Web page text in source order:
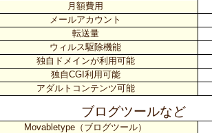
月額費用
メールアカウント
転送量
ウィルス駆除機能
独自ドメインが利用可能
独自CGI利用可能
アダルトコンテンツ可能
ブログツールなど
Movabletype（ブログツール）